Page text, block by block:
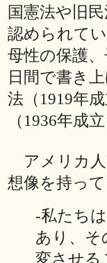
国憲法や旧
認められて
母性の保護
日間で書き
法（1919年
（1936年成
アメリカ人
想像を持っ
‐私たち
あり、そ
変させる